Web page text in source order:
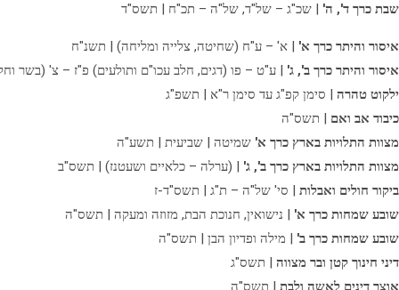
שבת כרך ד', ה' | שכ"ג – של"ד, של"ה – תכ"ח | תשס"ד
איסור והיתר כרך א' | א' – ע"ח (שחיטה, צלייה ומליחה) | תשנ"ח
איסור והיתר כרך ב', ג' | ע"ט – פו (דגים, חלב עכו"ם ותולעים) פ"ז – צ' (בשר
ילקוט טהרה | סימן קפ"ג עד סימן ר"א | תשפ"ג
כיבוד אב ואם | תשס"ה
מצוות התלויות בארץ כרך א' שמיטה | שביעית | תשע"ה
מצוות התלויות בארץ כרך ב', ג' | (ערלה – כלאיים ושעטנז) | תשס"ב
ביקור חולים ואבלות | סי' של"ה – ת"ג | תשס"ד-ז
שובע שמחות כרך א' | נישואין, חנוכת הבת, מזוזה ומעקה | תשס"ה
שובע שמחות כרך ב' | מילה ופדיון הבן | תשס"ה
דיני חינוך קטן ובר מצווה | תשס"ג
אוצר דינים לאשה ולבת | תשס"ה